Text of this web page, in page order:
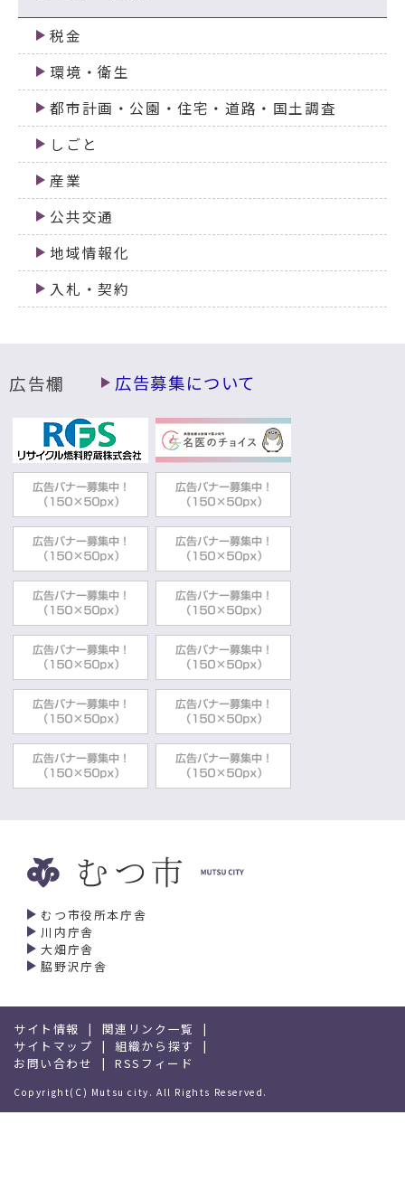
税金
環境・衛生
都市計画・公園・住宅・道路・国土調査
しごと
産業
公共交通
地域情報化
入札・契約
広告欄 広告募集について
むつ市役所本庁舎
川内庁舎
大畑庁舎
脇野沢庁舎
サイト情報
関連リンク一覧
サイトマップ
組織から探す
お問い合わせ
RSSフィード
Copyright(C) Mutsu city. All Rights Reserved.